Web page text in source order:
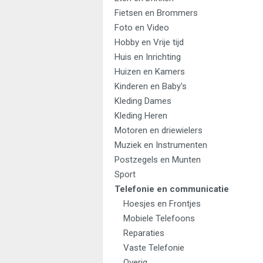
Fietsen en Brommers
Foto en Video
Hobby en Vrije tijd
Huis en Inrichting
Huizen en Kamers
Kinderen en Baby's
Kleding Dames
Kleding Heren
Motoren en driewielers
Muziek en Instrumenten
Postzegels en Munten
Sport
Telefonie en communicatie
Hoesjes en Frontjes
Mobiele Telefoons
Reparaties
Vaste Telefonie